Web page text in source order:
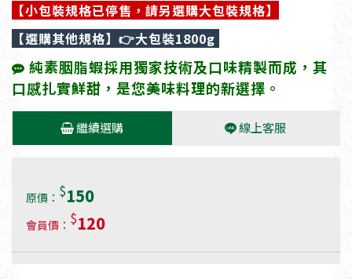
【小包裝規格已停售，請另選購大包裝規格】
【選購其他規格】 👉大包裝1800g
純素胭脂蝦採用獨家技術及口味精製而成，其
口感扎實鮮甜，是您美味料理的新選擇。
繼續選購 線上客服
原價： $150
會員價： $120